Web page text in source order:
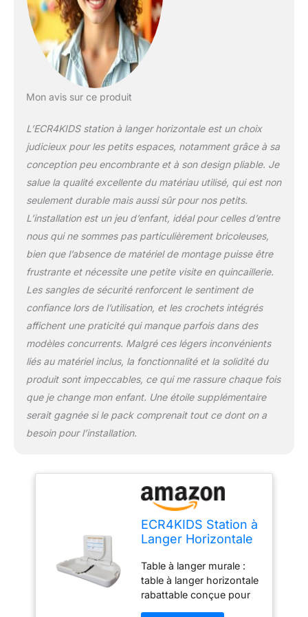
enfants en sécurité
pendant le changement
et 2 crochets intégrés
pour sac à langer ou sac
à main Installation
un professionnel qualifié
doit évaluer l'espace et
fournir le matériel
approprié pour garantir la
danger : certifié
Greenguard [Gold] pour
une faible teneur en
COV, répond aux normes
norme ADA lorsqu'il est
correctement installé par
un professionnel ; bords
surélevés sur tous les
côtés pour plus de
sécurité et de sécurité
Dimensions du produit :
mesure 89,5 cm (L) x
10,2 cm (l) x 52,1 cm (H)
fermé et 89,5 cm (L) x
52,1 cm (l) ouvert;
Mon avis sur ce produit
L’ECR4KIDS station à langer horizontale est un choix
judicieux pour les petits espaces, notamment grâce à sa
conception peu encombrante et à son design pliable. Je
salue la qualité excellente du matériau utilisé, qui est non
seulement durable mais aussi sûr pour nos petits.
L’installation est un jeu d’enfant, idéal pour celles d’entre
nous qui ne sommes pas particulièrement bricoleuses,
bien que l’absence de matériel de montage puisse être
frustrante et nécessite une petite visite en quincaillerie.
Les sangles de sécurité renforcent le sentiment de
confiance lors de l’utilisation, et les crochets intégrés
affichent une praticité qui manque parfois dans des
modèles concurrents. Malgré ces légers inconvénients
liés au matériel inclus, la fonctionnalité et la solidité du
produit sont impeccables, ce qui me rassure chaque fois
que je change mon enfant. Une étoile supplémentaire
serait gagnée si le pack comprenait tout ce dont on a
besoin pour l’installation.
ECR4KIDS Station à
Langer Horizontale
Table à Langer
Murale pour Salle
de Bain
Commerciale, Peu
Table à langer murale :
table à langer horizontale
rabattable conçue pour